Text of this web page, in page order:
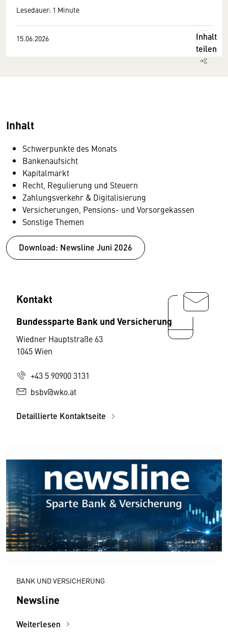
Lesedauer: 1 Minute
15.06.2026
Inhalt
teilen
Inhalt
Schwerpunkte des Monats
Bankenaufsicht
Kapitalmarkt
Recht, Regulierung und Steuern
Zahlungsverkehr & Digitalisierung
Versicherungen, Pensions- und Vorsorgekassen
Sonstige Themen
Download: Newsline Juni 2026
Kontakt
Bundessparte Bank und Versicherung
Wiedner Hauptstraße 63
1045 Wien
+43 5 90900 3131
bsbv@wko.at
Detaillierte Kontaktseite
BANK UND VERSICHERUNG
Newsline
Weiterlesen